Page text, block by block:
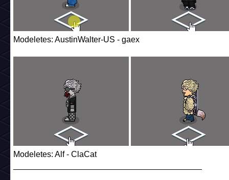
Modeletes: AustinWalter-US - gaex
Modeletes: Alf - ClaCat